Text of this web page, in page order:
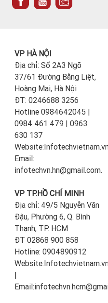
VP HÀ NỘI
Địa chỉ: Số 2A3 Ngõ
37/61 Đường Bằng Liệt,
Hoàng Mai, Hà Nội
ĐT: 0246688 3256
Hotline 0984642045 |
0984 461 479 | 0963
630 137
Email:
infotechvn.hn@gmail.com.
VP TP.HỒ CHÍ MINH
Địa chỉ: 49/5 Nguyễn Văn
Đậu, Phường 6, Q. Bình
Thạnh, TP. HCM
ĐT 02868 900 858
Hotline: 0904890912
|